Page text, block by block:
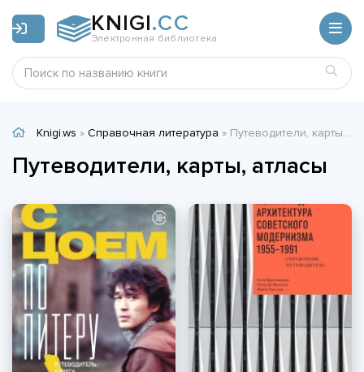
KNIGI.CC
Электронная библиотека
Knigi.ws » Справочная литература » Путеводители, карты, атласы
Путеводители, карты, атласы